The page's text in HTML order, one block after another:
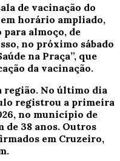
de vacinação do
horário ampliado,
para almoço, de
no próximo sábado
na Praça”, que
da vacinação.
região. No último dia
registrou a primeira
no município de
de 38 anos. Outros
em Cruzeiro,